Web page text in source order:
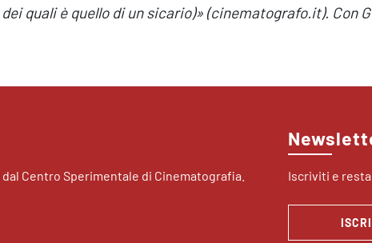
quali è quello di un sicario)» (cinematografo.it). Con
Centro Sperimentale di Cinematografia. Iscriviti e